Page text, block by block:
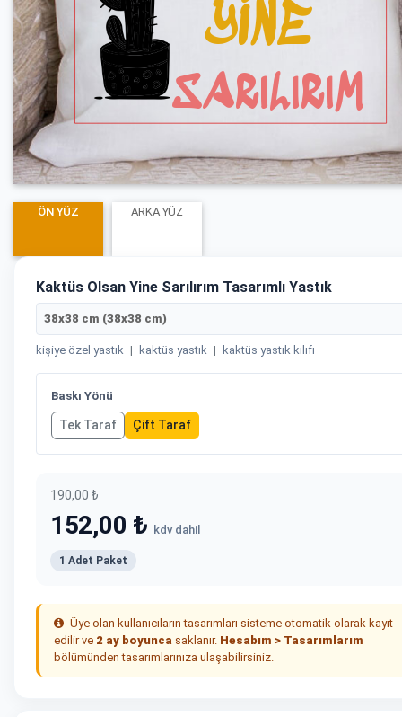
ÖN YÜZ ARKA YÜZ
Kaktüs Olsan Yine Sarılırım Tasarımlı Yastık
38x38 cm (38x38 cm)
kişiye özel yastık | kaktüs yastık | kaktüs yastık kılıfı
Baskı Yönü
Tek Taraf Çift Taraf
190,00 ₺
152,00 ₺ kdv dahil
1 Adet Paket
Üye olan kullanıcıların tasarımları sisteme otomatik olarak kayıt
edilir ve 2 ay boyunca saklanır. Hesabım > Tasarımlarım
bölümünden tasarımlarınıza ulaşabilirsiniz.